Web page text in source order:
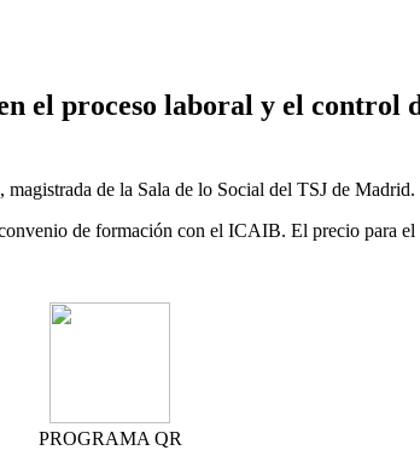
el proceso laboral y el control
de la Sala de lo Social del TSJ de Madrid.
de formación con el ICAIB. El precio para el
PROGRAMA QR